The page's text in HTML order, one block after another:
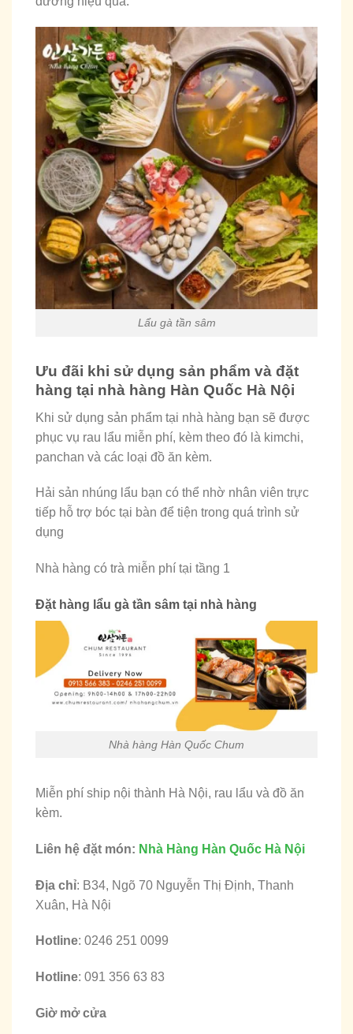
Lẩu gà tần sâm
Ưu đãi khi sử dụng sản phẩm và đặt
hàng tại nhà hàng Hàn Quốc Hà Nội
Khi sử dụng sản phẩm tại nhà hàng bạn sẽ được
phục vụ rau lẩu miễn phí, kèm theo đó là kimchi,
panchan và các loại đồ ăn kèm.
Hải sản nhúng lẩu bạn có thể nhờ nhân viên trực
tiếp hỗ trợ bóc tại bàn để tiện trong quá trình sử
dụng
Nhà hàng có trà miễn phí tại tầng 1
Đặt hàng lẩu gà tần sâm tại nhà hàng
Nhà hàng Hàn Quốc Chum
Miễn phí ship nội thành Hà Nội, rau lẩu và đồ ăn
kèm.
Liên hệ đặt món: Nhà Hàng Hàn Quốc Hà Nội
Địa chỉ: B34, Ngõ 70 Nguyễn Thị Định, Thanh
Xuân, Hà Nội
Hotline: 0246 251 0099
Hotline: 091 356 63 83
Giờ mở cửa